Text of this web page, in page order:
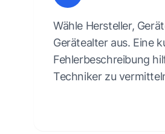
Wähle Hersteller,
Gerätealter aus. Eine
Fehlerbeschreibung
Techniker zu